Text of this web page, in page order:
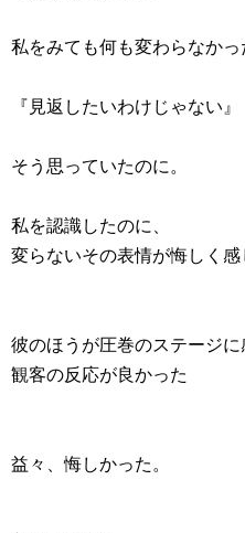
私をみても何も変わらなかっ
『見返したいわけじゃない』
そう思っていたのに。
私を認識したのに、
変らないその表情が悔しく感
彼のほうが圧巻のステージに
観客の反応が良かった
益々、悔しかった。